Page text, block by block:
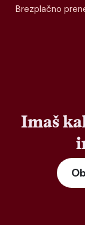
Brezplačno
Imaš